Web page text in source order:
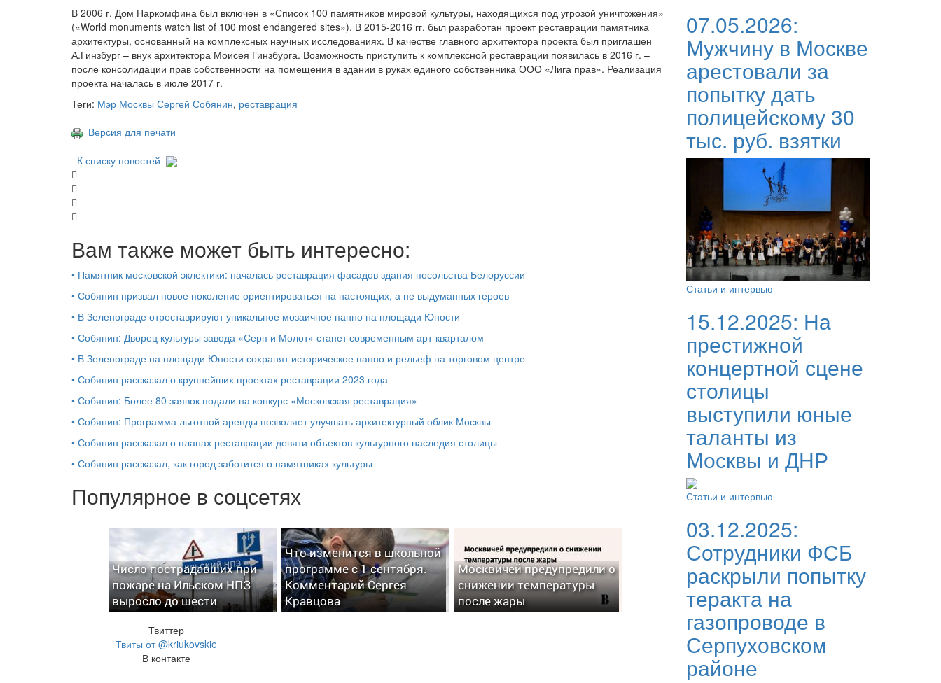
В 2006 г. Дом Наркомфина был включен в «Список 100 памятников мировой культуры, находящихся под угрозой уничтожения»
(«World monuments watch list of 100 most endangered sites»). В 2015-2016 гг. был разработан проект реставрации памятника
архитектуры, основанный на комплексных научных исследованиях. В качестве главного архитектора проекта был приглашен
А.Гинзбург – внук архитектора Моисея Гинзбурга. Возможность приступить к комплексной реставрации появилась в 2016 г. –
после консолидации прав собственности на помещения в здании в руках единого собственника ООО «Лига прав». Реализация
проекта началась в июле 2017 г.
Теги: Мэр Москвы Сергей Собянин, реставрация
Версия для печати
К списку новостей
Вам также может быть интересно:
• Памятник московской эклектики: началась реставрация фасадов здания посольства Белоруссии
• Собянин призвал новое поколение ориентироваться на настоящих, а не выдуманных героев
• В Зеленограде отреставрируют уникальное мозаичное панно на площади Юности
• Собянин: Дворец культуры завода «Серп и Молот» станет современным арт-кварталом
• В Зеленограде на площади Юности сохранят историческое панно и рельеф на торговом центре
• Собянин рассказал о крупнейших проектах реставрации 2023 года
• Собянин: Более 80 заявок подали на конкурс «Московская реставрация»
• Собянин: Программа льготной аренды позволяет улучшать архитектурный облик Москвы
• Собянин рассказал о планах реставрации девяти объектов культурного наследия столицы
• Собянин рассказал, как город заботится о памятниках культуры
Популярное в соцсетях
Число пострадавших при
пожаре на Ильском НПЗ
выросло до шести
Что изменится в школьной
программе с 1 сентября.
Комментарий Сергея
Кравцова
Москвичей предупредили о
снижении температуры
после жары
Твиттер
Твиты от @kriukovskie
В контакте
07.05.2026:
Мужчину в Москве
арестовали за
попытку дать
полицейскому 30
тыс. руб. взятки
Статьи и интервью
15.12.2025: На
престижной
концертной сцене
столицы
выступили юные
таланты из
Москвы и ДНР
Статьи и интервью
03.12.2025:
Сотрудники ФСБ
раскрыли попытку
теракта на
газопроводе в
Серпуховском
районе